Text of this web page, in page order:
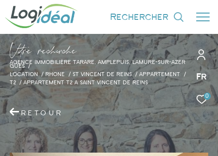
Fr
0
rechercher
Vore recece
AGENCE IMMOBILIÈRE TARARE, AMPLEPUIS, LAMURE-SUR-AZER
GUES
LOCATION RHONE ST VINCENT DE REINS APPARTEMENT
T2 APPARTEMENT T2 A SAINT VINCENT DE REINS
RETOUR
Effectuer une recherche
et trouver le bien qui correspond à vos
critères
Type d'offre